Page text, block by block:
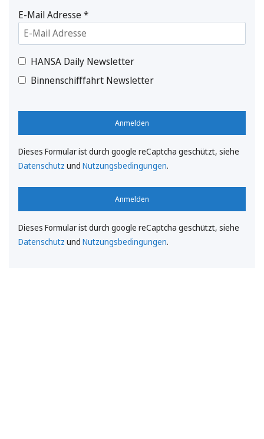
E-Mail Adresse*
HANSA Daily Newsletter
Binnenschifffahrt Newsletter
Anmelden
Dieses Formular ist durch google reCaptcha geschützt, siehe
Datenschutz und Nutzungsbedingungen.
Anmelden
Dieses Formular ist durch google reCaptcha geschützt, siehe
Datenschutz und Nutzungsbedingungen.